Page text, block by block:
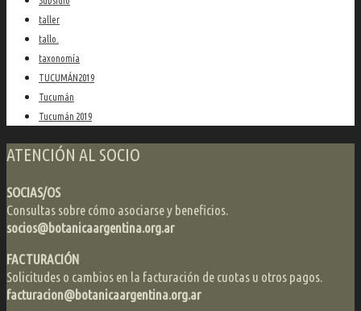
taller
tallo.
taxonomía
TUCUMÁN2019
Tucumán
Tucumán 2019
ATENCIÓN AL SOCIO
SOCIAS/OS
Consultas sobre cómo asociarse y beneficios.
socios@botanicaargentina.org.ar
FACTURACIÓN
Solicitudes o cambios en la facturación de cuotas u otros pagos.
facturacion@botanicaargentina.org.ar